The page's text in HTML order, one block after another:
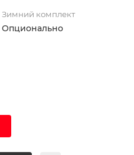
Зимний комплект
Опционально